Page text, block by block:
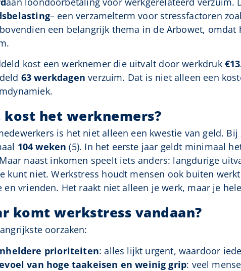
– een verzamelterm voor stressfactoren
een belangrijk thema in de Arbowet,
kost een werknemer die uitvalt door werkdruk
63 werkdagen verzuim. Dat is niet alleen een
kost het werknemers?
is het niet alleen een kwestie van geld.
104 weken (5). In het eerste jaar geldt minimaal
naast inkomen speelt iets anders: langdurige
kunt niet. Werkstress houdt mensen ook buiten
en vrienden. Het raakt niet alleen je werk, maar je
komt werkstress vandaan?
oorzaken:
prioriteiten: alles lijkt urgent, waardoor
van hoge taakeisen en weinig grip: veel